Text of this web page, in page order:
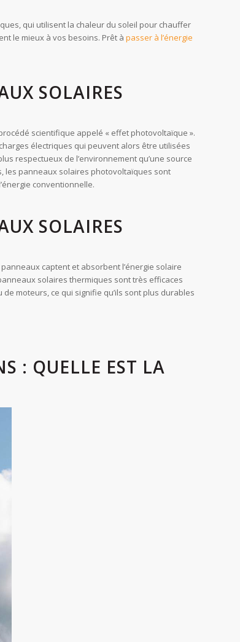
qui utilisent la chaleur du soleil pour chauffer
le mieux à vos besoins. Prêt à passer à l’énergie
SOLAIRES
scientifique appelé « effet photovoltaïque ».
électriques qui peuvent alors être utilisées
respectueux de l’environnement qu’une source
les panneaux solaires photovoltaïques sont
conventionnelle.
SOLAIRES
captent et absorbent l’énergie solaire
solaires thermiques sont très efficaces
moteurs, ce qui signifie qu’ils sont plus durables
: QUELLE EST LA